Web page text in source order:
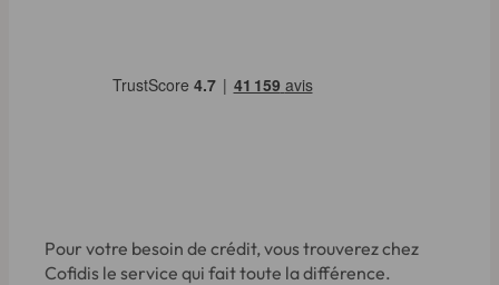
Pour votre besoin de crédit, vous trouverez chez
Cofidis le service qui fait toute la différence.